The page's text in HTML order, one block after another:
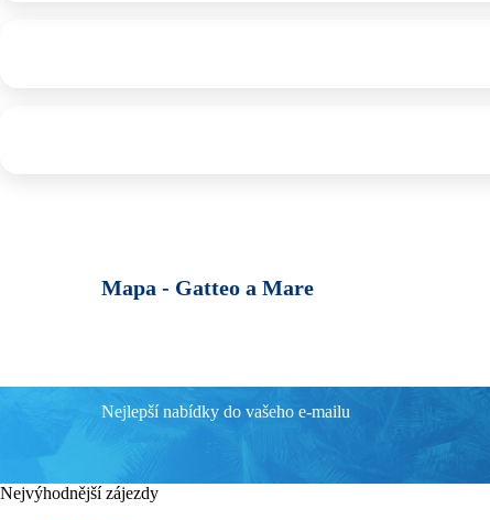
Mapa - Gatteo a Mare
Nejlepší nabídky do vašeho e-mailu
Nejvýhodnější zájezdy